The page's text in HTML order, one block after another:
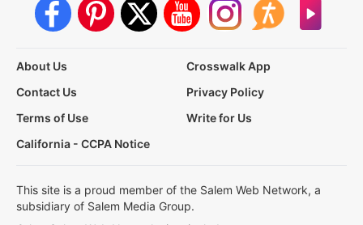
About Us
Crosswalk App
Contact Us
Privacy Policy
Terms of Use
Write for Us
California - CCPA Notice
This site is a proud member of the Salem Web Network, a
subsidiary of Salem Media Group.